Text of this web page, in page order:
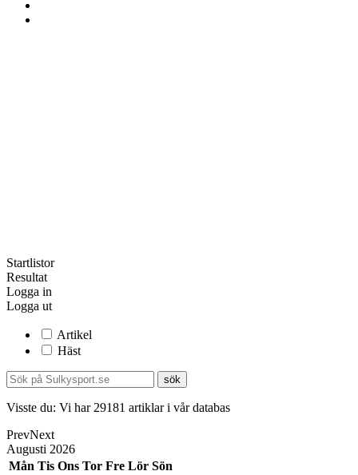
Startlistor
Resultat
Logga in
Logga ut
Artikel
Häst
Visste du: Vi har 29181 artiklar i vår databas
PrevNext
Augusti 2026
Mån Tis Ons Tor Fre Lör Sön